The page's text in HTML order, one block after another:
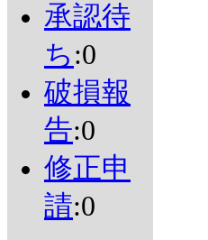
承認待
ち :0
破損報
告:0
修正申
請:0